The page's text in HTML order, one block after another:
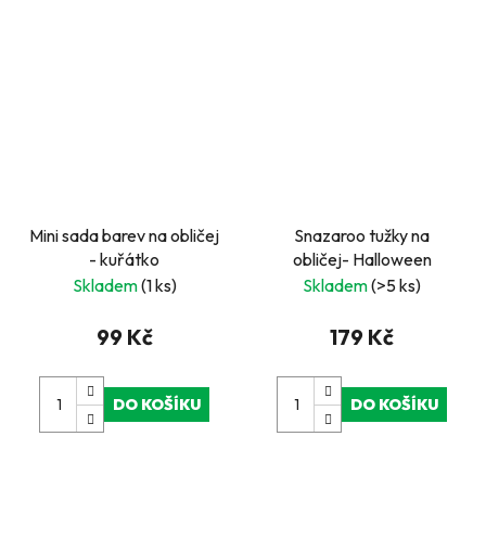
Mini sada barev na obličej
- kuřátko
Skladem(1 ks)
99 Kč
DO KOŠÍKU
Snazaroo tužky na
obličej- Halloween
Skladem(>5 ks)
179 Kč
DO KOŠÍKU